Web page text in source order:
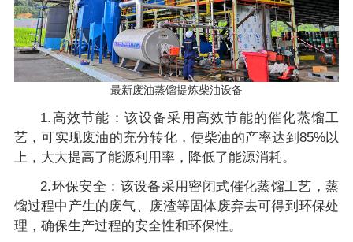
最新废油蒸馏提炼柴油设备
1.高效节能：该设备采用高效节能的催化蒸馏工
艺，可实现废油的充分转化，使柴油的产率达到85%以
上，大大提高了能源利用率，降低了能源消耗。
2.环保安全：该设备采用密闭式催化蒸馏工艺，蒸
馏过程中产生的废气、废渣等固体废弃去可得到环保处
理，确保生产过程的安全性和环保性。